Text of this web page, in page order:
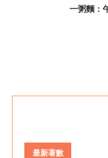
一粥麵：
最新著數